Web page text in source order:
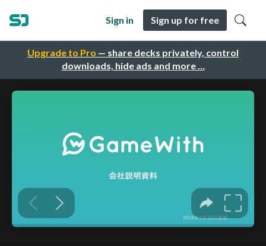
Upgrade to Pro — share decks privately, control
downloads, hide ads and more …
Sign in Sign up for free